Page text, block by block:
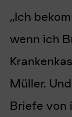
„Ich
wenn ich
Müller.
Briefe von